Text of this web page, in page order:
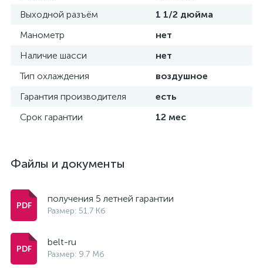
Выходной разъём
1 1/2 дюйма
Манометр
нет
Наличие шасси
нет
Тип охлаждения
воздушное
Гарантия производителя
есть
Срок гарантии
12 мес
Файлы и документы
получения 5 летней гарантии
Размер: 51.7 Кб
belt-ru
Размер: 9.7 Мб